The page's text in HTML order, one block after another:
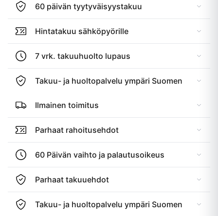
60 päivän tyytyväisyystakuu
Hintatakuu sähköpyörille
7 vrk. takuuhuolto lupaus
Takuu- ja huoltopalvelu ympäri Suomen
Ilmainen toimitus
Parhaat rahoitusehdot
60 Päivän vaihto ja palautusoikeus
Parhaat takuuehdot
Takuu- ja huoltopalvelu ympäri Suomen